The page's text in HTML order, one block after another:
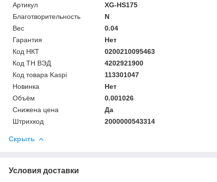
Артикул
XG-HS175
Благотворительность
N
Вес
0.04
Гарантия
Нет
Код НКТ
0200210095463
Код ТН ВЭД
4202921900
Код товара Kaspi
113301047
Новинка
Нет
Объём
0.001026
Снижена цена
Да
Штрихкод
2000000543314
Скрыть
Условия доставки